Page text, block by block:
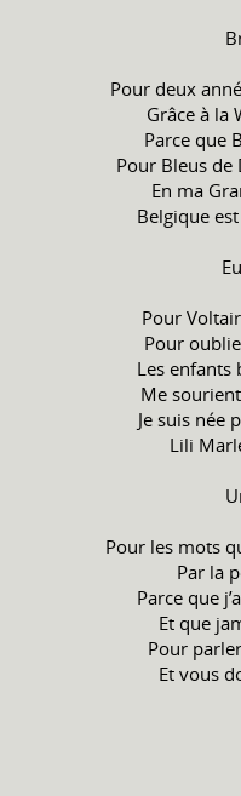
Pour deux
Grâce à la
Parce que
Pour Bleus de
En ma
Belgique
Pour
Pour
Les enfants
Me
Je suis née
Lili
Pour les mots
Par la
Parce que
Et que
Pour
Et vous